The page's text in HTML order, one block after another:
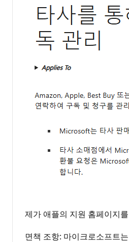
제가 애플의 지원 홈페이지
면책 조항: 마이크로소프트